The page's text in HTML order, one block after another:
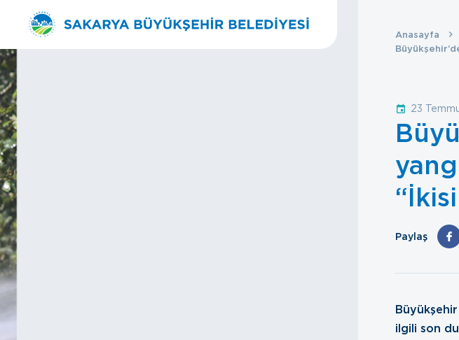
Anasayfa
23
Paylaş
ilgili son